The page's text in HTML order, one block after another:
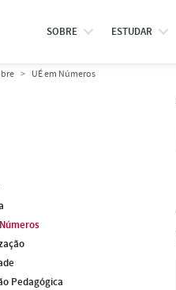
SOBRE ESTUDAR
UÉ em Números
Pedagógica